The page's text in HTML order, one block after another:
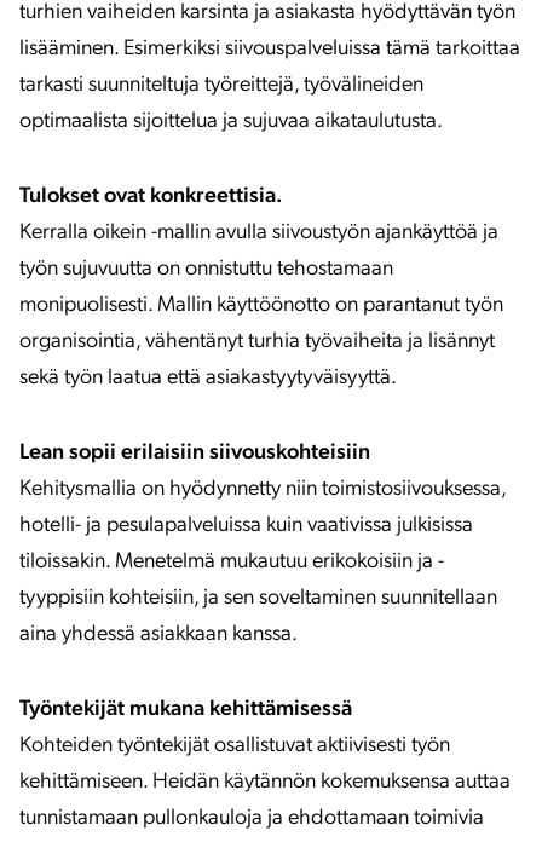
turhien vaiheiden karsinta ja asiakasta hyödyttävän työn
lisääminen. Esimerkiksi siivouspalveluissa tämä tarkoittaa
tarkasti suunniteltuja työreittejä, työvälineiden
optimaalista sijoittelua ja sujuvaa aikataulutusta.
Tulokset ovat konkreettisia.
Kerralla oikein -mallin avulla siivoustyön ajankäyttöä ja
työn sujuvuutta on onnistuttu tehostamaan
monipuolisesti. Mallin käyttöönotto on parantanut työn
organisointia, vähentänyt turhia työvaiheita ja lisännyt
sekä työn laatua että asiakastyytyväisyyttä.
Lean sopii erilaisiin siivouskohteisiin
Kehitysmallia on hyödynnetty niin toimistosiivouksessa,
hotelli- ja pesulapalveluissa kuin vaativissa julkisissa
tiloissakin. Menetelmä mukautuu erikokoisiin ja -
tyyppisiin kohteisiin, ja sen soveltaminen suunnitellaan
aina yhdessä asiakkaan kanssa.
Työntekijät mukana kehittämisessä
Kohteiden työntekijät osallistuvat aktiivisesti työn
kehittämiseen. Heidän käytännön kokemuksensa auttaa
tunnistamaan pullonkauloja ja ehdottamaan toimivia